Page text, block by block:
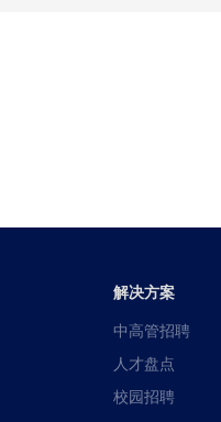
解决方案
中高管招聘
人才盘点
校园招聘